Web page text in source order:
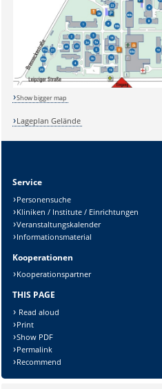
Lösung:
Show bigger map
Lageplan Gelände
Service
Personensuche
Kliniken / Institute / Einrichtungen
Veranstaltungskalender
Informationsmaterial
Kooperationen
Kooperationspartner
THIS PAGE
Read aloud
Print
Show PDF
Permalink
Recommend